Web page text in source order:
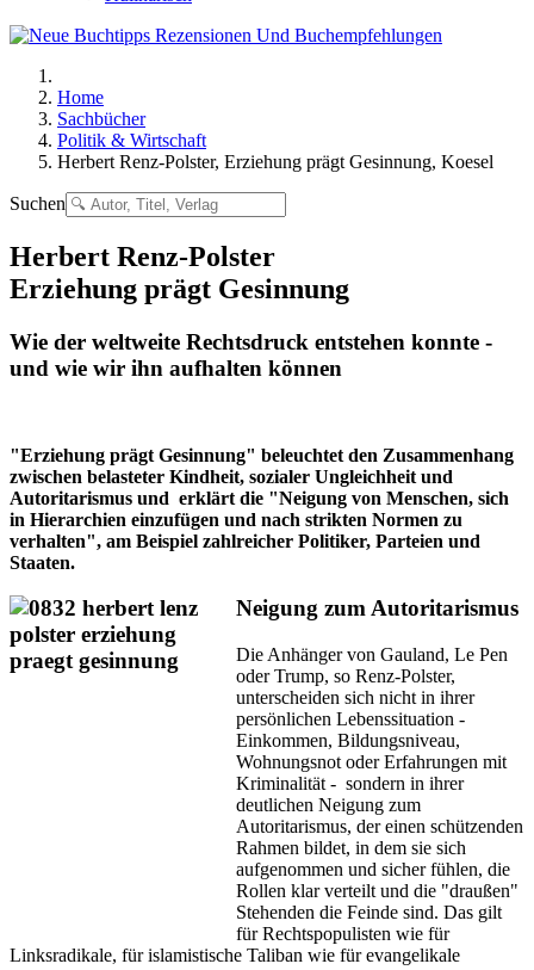
Home
Sachbücher
Politik & Wirtschaft
Herbert Renz-Polster, Erziehung prägt Gesinnung, Koesel
Suchen
Herbert Renz-Polster
Erziehung prägt Gesinnung
Wie der weltweite Rechtsdruck entstehen konnte -
und wie wir ihn aufhalten können
"Erziehung prägt Gesinnung" beleuchtet den Zusammenhang
zwischen belasteter Kindheit, sozialer Ungleichheit und
Autoritarismus und erklärt die "Neigung von Menschen, sich
in Hierarchien einzufügen und nach strikten Normen zu
verhalten", am Beispiel zahlreicher Politiker, Parteien und
Staaten.
Neigung zum Autoritarismus
Die Anhänger von Gauland, Le Pen
oder Trump, so Renz-Polster,
unterscheiden sich nicht in ihrer
persönlichen Lebenssituation -
Einkommen, Bildungsniveau,
Wohnungsnot oder Erfahrungen mit
Kriminalität - sondern in ihrer
deutlichen Neigung zum
Autoritarismus, der einen schützenden
Rahmen bildet, in dem sie sich
aufgenommen und sicher fühlen, die
Rollen klar verteilt und die "draußen"
Stehenden die Feinde sind. Das gilt
für Rechtspopulisten wie für
Linksradikale, für islamistische Taliban wie für evangelikale